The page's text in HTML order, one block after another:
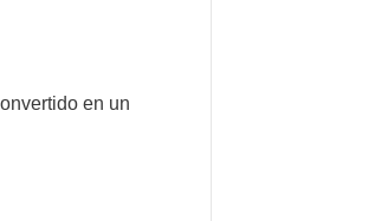
en un